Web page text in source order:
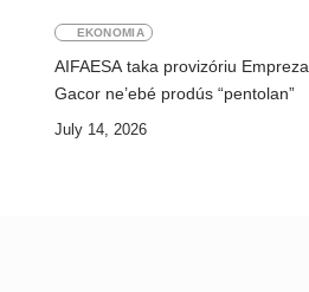
EKONOMIA
AIFAESA taka provizóriu Empreza
Gacor ne’ebé prodús “pentolan”
July 14, 2026